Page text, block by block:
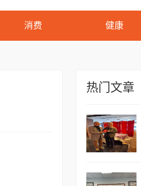
消费 健康
热门文章